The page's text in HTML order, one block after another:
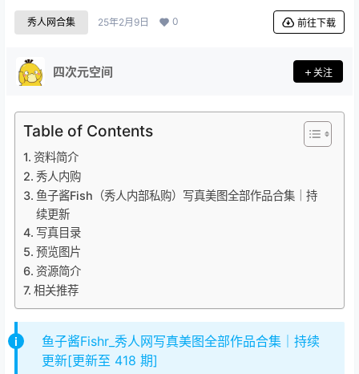
秀人网合集 25年2月9日 0 前往下载
四次元空间 关注
Table of Contents
资料简介
秀人内购
鱼子酱Fish（秀人内部私购）写真美图全部作品合集｜持
续更新
写真目录
预览图片
资源简介
相关推荐
鱼子酱Fishr_秀人网写真美图全部作品合集｜持续
更新[更新至 418 期]